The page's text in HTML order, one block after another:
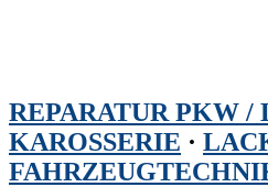
REPARATUR PKW /
KAROSSERIE ·